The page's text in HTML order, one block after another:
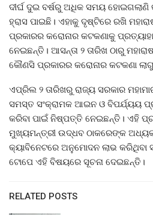
ଦୀର୍ଘ ଦୁଇ ବର୍ଷରୁ ଅଧିକ ସମୟ ହୋଇଗଲାଣି
ହ୍ରାସ ପାଇଛି। ଏହାକୁ ଦୃଷ୍ଟିରେ ରଖି
ପ୍ରକାରର କରୋନାର କଟକଣାକୁ
ନେଇଛନ୍ତି। ଆସନ୍ତା ୨ ତାରିଖ ଠାରୁ
କୌଣସି ପ୍ରକାରର କରୋନାର କଟକଣା ଲାଗୁ
ଏପ୍ରିଲ ୨ ତାରିଖରୁ ରାଜ୍ୟ ସରକାର
ସମସ୍ତ ସଂକ୍ରାମକ ଆଇନ ଓ ବିପର୍ଯ୍ୟୟ
କରିବା ପାଇଁ ନିଷ୍ପତ୍ତି ନେଇଛନ୍ତି। ଏହି
ମୁଖ୍ୟମନ୍ତ୍ରୀ ଉଦ୍ଧବ ଠାକରେଙ୍କ
କ୍ୟାବିନେଟରେ ଅନୁମୋଦନ ଲାଭ କରିଥିବା
ଟୋପେ ଏହି ବିଷୟରେ ସୂଚନା ଦେଇଛନ୍ତି।
RELATED POSTS